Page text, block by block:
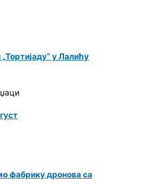
у Лалићу
фабрику дронова са